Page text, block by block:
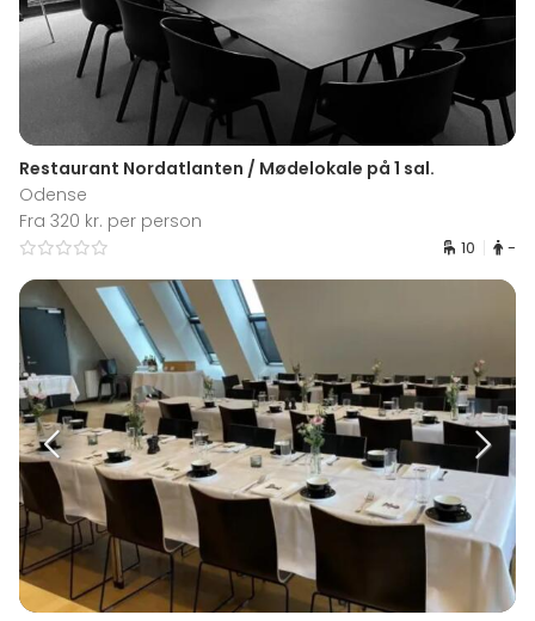
Restaurant Nordatlanten / Mødelokale på 1 sal.
Odense
Fra 320 kr. per person
10 -